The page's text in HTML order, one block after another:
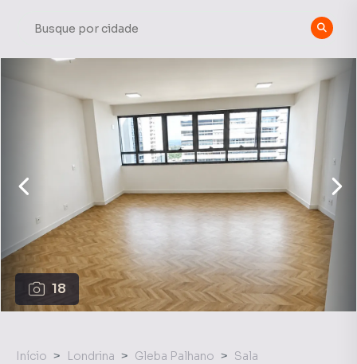
18
Início Londrina Gleba Palhano
Sala